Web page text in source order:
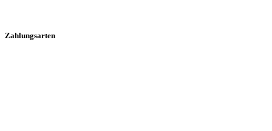
Zahlungsarten